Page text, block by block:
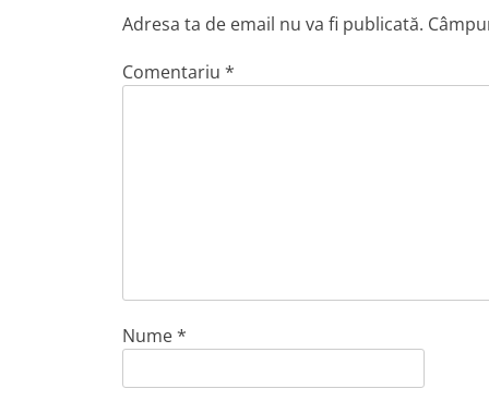
Adresa ta de email nu va fi publicată.
Comentariu *
Nume*